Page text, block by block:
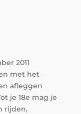
2011
met het
afleggen
je 18e mag je
rijden,